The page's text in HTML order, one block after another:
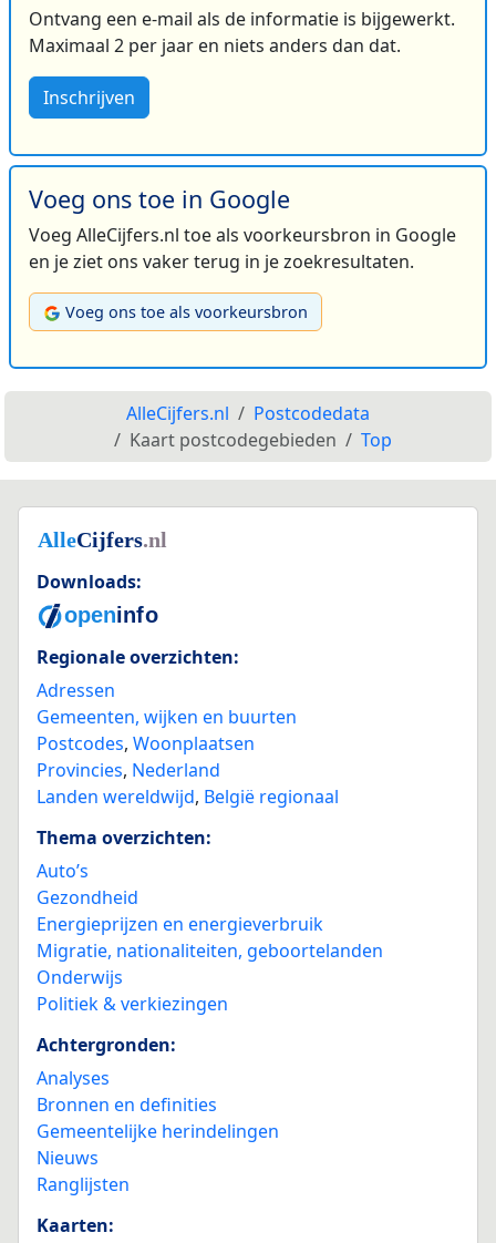
Ontvang een e-mail als de informatie is bijgewerkt.
Maximaal 2 per jaar en niets anders dan dat.
Inschrijven
Voeg ons toe in Google
Voeg AlleCijfers.nl toe als voorkeursbron in Google
en je ziet ons vaker terug in je zoekresultaten.
Voeg ons toe als voorkeursbron
AlleCijfers.nl
Postcodedata
Kaart postcodegebieden
Top
Downloads:
Regionale overzichten:
Adressen
Gemeenten, wijken en buurten
Postcodes, Woonplaatsen
Provincies, Nederland
Landen wereldwijd, België regionaal
Thema overzichten:
Auto’s
Gezondheid
Energieprijzen en energieverbruik
Migratie, nationaliteiten, geboortelanden
Onderwijs
Politiek & verkiezingen
Achtergronden:
Analyses
Bronnen en definities
Gemeentelijke herindelingen
Nieuws
Ranglijsten
Kaarten: